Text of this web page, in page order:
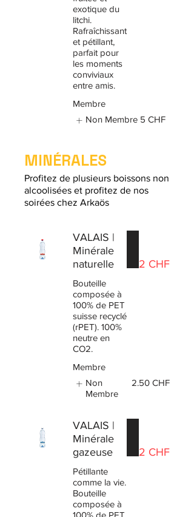
exotique du
litchi.
Rafraîchissant
et pétillant,
parfait pour
les moments
conviviaux
entre amis.
Membre
Non Membre 5 CHF
MINÉRALES
Profitez de plusieurs boissons non
alcoolisées et profitez de nos
soirées chez Arkaös
VALAIS |
Minérale
naturelle
Bouteille
composée à
100% de PET
suisse recyclé
(rPET). 100%
neutre en
CO2.
2 CHF
Membre
Non
Membre
2.50 CHF
VALAIS |
Minérale
gazeuse
Pétillante
comme la vie.
Bouteille
composée à
100% de PET
2 CHF